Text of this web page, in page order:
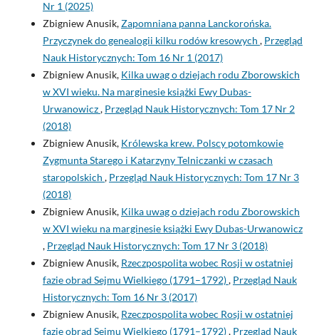
Nr 1 (2025)
Zbigniew Anusik,Zapomniana panna Lanckorońska.
Przyczynek do genealogii kilku rodów kresowych , Przegląd
Nauk Historycznych: Tom 16 Nr 1 (2017)
Zbigniew Anusik, Kilka uwag o dziejach rodu Zborowskich
w XVI wieku. Na marginesie książki Ewy Dubas-
Urwanowicz, Przegląd Nauk Historycznych: Tom 17 Nr 2
(2018)
Zbigniew Anusik, Królewska krew. Polscy potomkowie
Zygmunta Starego i Katarzyny Telniczanki w czasach
staropolskich , Przegląd Nauk Historycznych: Tom 17 Nr 3
(2018)
Zbigniew Anusik, Kilka uwag o dziejach rodu Zborowskich
w XVI wieku na marginesie książki Ewy Dubas-Urwanowicz
, Przegląd Nauk Historycznych: Tom 17 Nr 3 (2018)
Zbigniew Anusik, Rzeczpospolita wobec Rosji w ostatniej
fazie obrad Sejmu Wielkiego (1791–1792), Przegląd Nauk
Historycznych: Tom 16 Nr 3 (2017)
Zbigniew Anusik, Rzeczpospolita wobec Rosji w ostatniej
fazie obrad Sejmu Wielkiego (1791–1792), Przegląd Nauk